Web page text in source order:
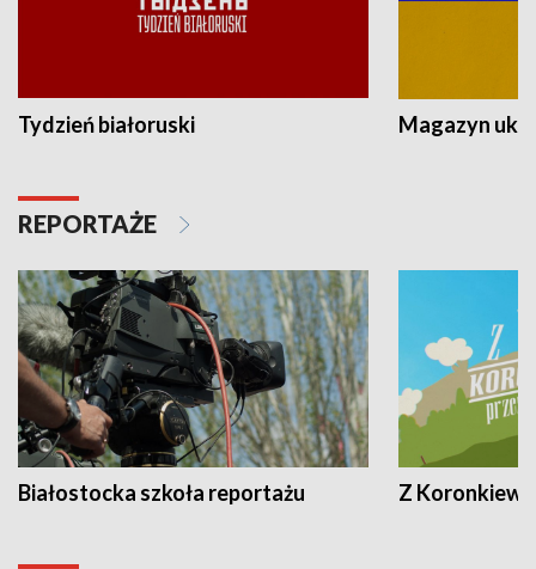
Tydzień białoruski Magazyn
REPORTAŻE
Białostocka szkoła reportażu Z